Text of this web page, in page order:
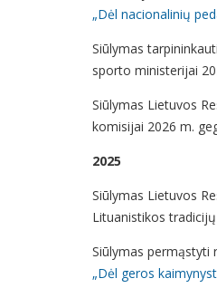
„Dėl nacionalinių
Siūlymas
sporto ministerijai
Siūlymas Lietuvos
komisijai 2026 m.
2025
Siūlymas Lietuvos
Lituanistikos
Siūlymas permąstyti
„Dėl geros